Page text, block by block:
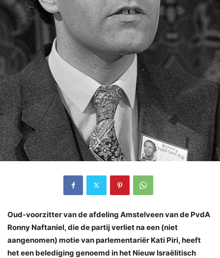
Oud-voorzitter van de afdeling Amstelveen van de PvdA
Ronny Naftaniel, die de partij verliet na een (niet
aangenomen) motie van parlementariër Kati Piri, heeft
het een belediging genoemd in het Nieuw Israëlitisch